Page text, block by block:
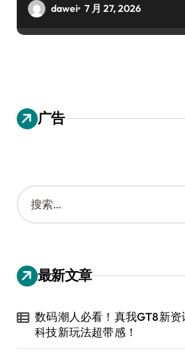
dawei 7 月 27, 2026
广告
搜
索
：
最新文章
数码潮人必看！真我GT8新资
科技新玩法超带感！